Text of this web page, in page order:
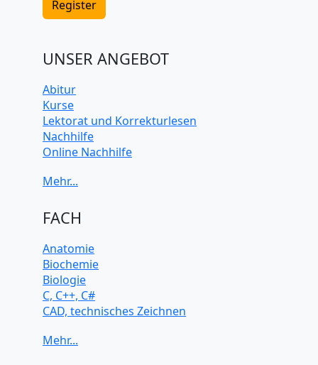
Register
UNSER ANGEBOT
Abitur
Kurse
Lektorat und Korrekturlesen
Nachhilfe
Online Nachhilfe
FACH
Anatomie
Biochemie
Biologie
C, C++, C#
CAD, technisches Zeichnen
Computerarchitektur